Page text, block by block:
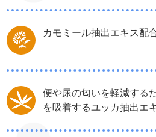
カモミール抽出エキス配合
便や尿の匂いを軽減する
を吸着するユッカ抽出エ